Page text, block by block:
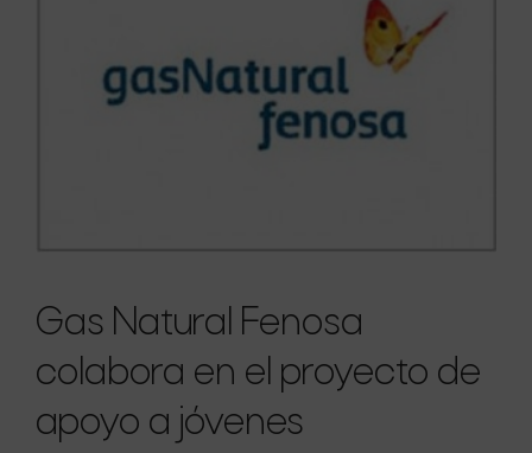
Gas Natural Fenosa
colabora en el proyecto de
apoyo a jóvenes